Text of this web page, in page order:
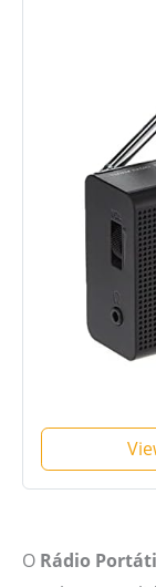
O Rádio